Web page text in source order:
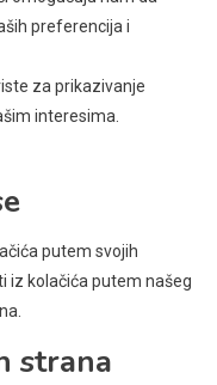
preferencija i
za prikazivanje
interesima.
putem svojih
iz kolačića putem našeg
strana